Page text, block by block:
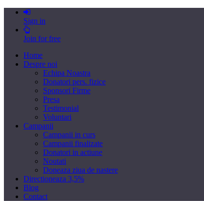
Sign in
Join for free
Home
Despre noi
Echipa Noastra
Donatori pers. fizice
Sponsori Firme
Presa
Testimonial
Voluntari
Campanii
Campanii in curs
Campanii finalizate
Donatori in actiune
Noutati
Doneaza ziua de nastere
Directioneaza 3,5%
Blog
Contact